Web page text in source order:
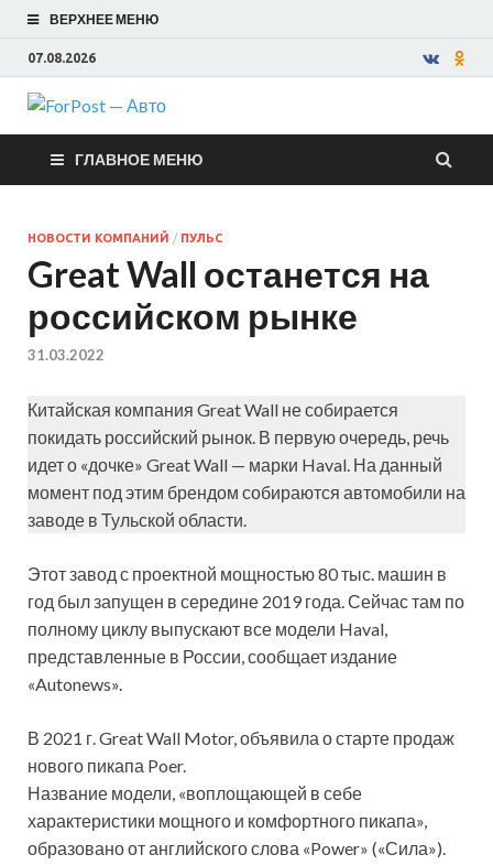
ВЕРХНЕЕ МЕНЮ
07.08.2026
ForPost —
Авто
ГЛАВНОЕ МЕНЮ
НОВОСТИ КОМПАНИЙ / ПУЛЬС
Great Wall останется на
российском рынке
31.03.2022
Китайская компания Great Wall не собирается
покидать российский рынок. В первую очередь, речь
идет о «дочке» Great Wall — марки Haval. На данный
момент под этим брендом собираются автомобили на
заводе в Тульской области.
Этот завод с проектной мощностью 80 тыс. машин в
год был запущен в середине 2019 года. Сейчас там по
полному циклу выпускают все модели Haval,
представленные в России, сообщает издание
«Autonews».
В 2021 г. Great Wall Motor, объявила о старте продаж
нового пикапа Poer.
Название модели, «воплощающей в себе
характеристики мощного и комфортного пикапа»,
образовано от английского слова «Power» («Сила»).